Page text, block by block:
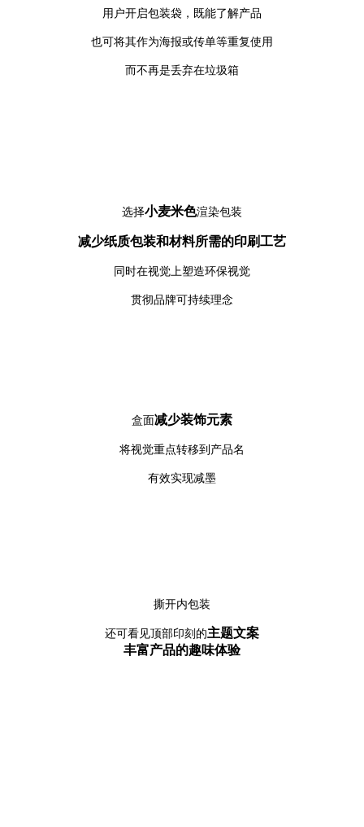
用户开启包装袋，既能了解产品
也可将其作为海报或传单等重复使用
而不再是丢弃在垃圾箱
选择小麦米色渲染包装
减少纸质包装和材料所需的印刷工艺
同时在视觉上塑造环保视觉
贯彻品牌可持续理念
盒面减少装饰元素
将视觉重点转移到产品名
有效实现减墨
撕开内包装
还可看见顶部印刻的主题文案
丰富产品的趣味体验